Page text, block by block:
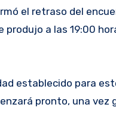
el retraso del
produjo a las 19:00
establecido para
pronto, una vez